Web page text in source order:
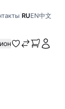
RUEN中文